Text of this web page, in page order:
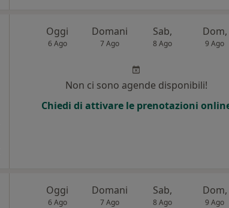
Oggi
6 Ago
Domani
7 Ago
Sab,
8 Ago
Dom,
9 Ago
Non ci sono agende disponibili!
Chiedi di attivare le prenotazioni
Oggi
6 Ago
Domani
7 Ago
Sab,
8 Ago
Dom,
9 Ago